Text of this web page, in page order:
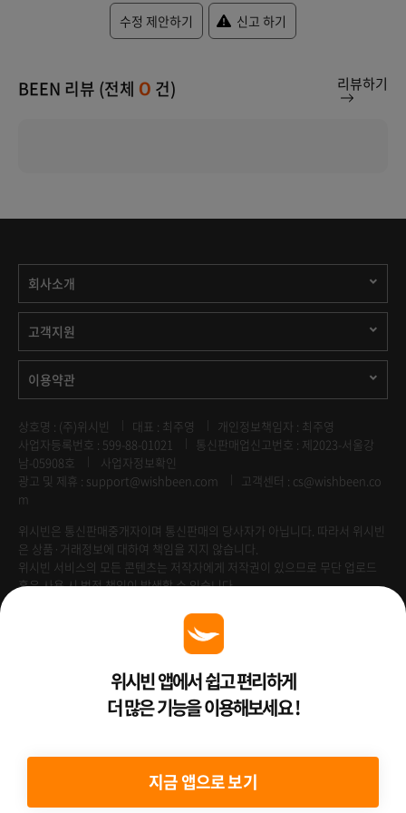
수정 제안하기 신고 하기
BEEN 리뷰 (전체 0 건) 리뷰하기
회사소개
고객지원
이용약관
상호명 : (주)위시빈 대표 : 최주영
개인정보책임자 : 최주영
사업자등록번호 : 599-88-01021
통신판매업신고번호 : 제2023-서울강
남-05908호
사업자정보확인
광고 및 제휴 : support@wishbeen.com
고객센터 : cs@wishbeen.co
m
위시빈은 통신판매중개자이며 통신판매의 당사자가 아닙니다. 따라서 위시빈
은 상품·거래정보에 대하여 책임을 지지 않습니다.
위시빈 서비스의 모든 콘텐츠는 저작자에게 저작권이 있으므로 무단 업로드
혹은 사용 시 법적 책임이 발생할 수 있습니다.
Venture Enterprise위시빈 앱에서 쉽고 편리하게
더 많은 기능을 이용해보세요 !
지금 앱으로 보기